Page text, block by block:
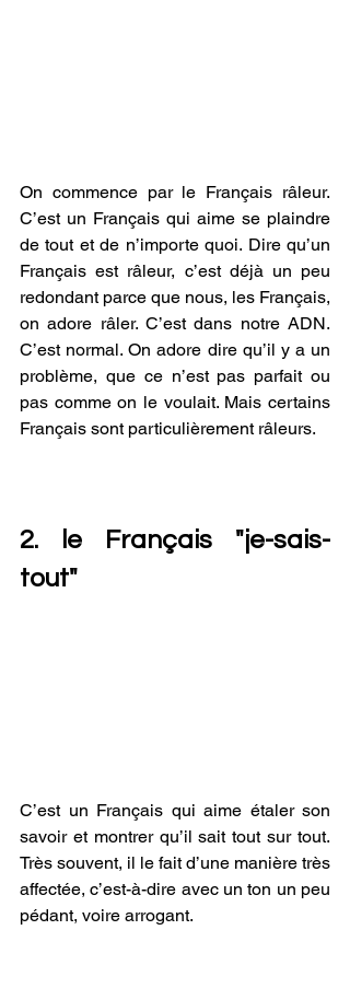
On commence par le Français râleur.
C’est un Français qui aime se plaindre
de tout et de n’importe quoi. Dire qu’un
Français est râleur, c’est déjà un peu
redondant parce que nous, les Français,
on adore râler. C’est dans notre ADN.
C’est normal. On adore dire qu’il y a un
problème, que ce n’est pas parfait ou
pas comme on le voulait. Mais certains
Français sont particulièrement râleurs.
2. le Français "je-sais-
tout"
C’est un Français qui aime étaler son
savoir et montrer qu’il sait tout sur tout.
Très souvent, il le fait d’une manière très
affectée, c’est-à-dire avec un ton un peu
pédant, voire arrogant.